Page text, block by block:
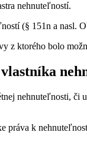
nehnuteľností.
(§ 151n a nasl.
z ktorého bolo
nehnuteľnosti,
práva k